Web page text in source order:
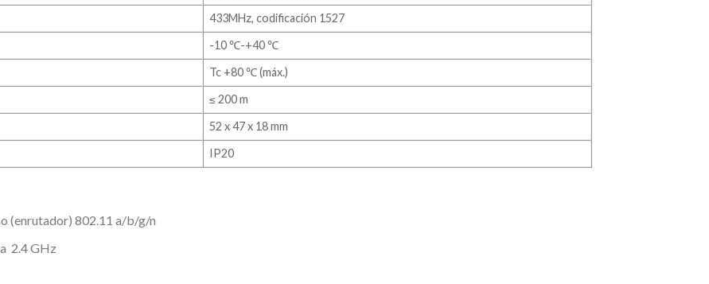
433MHz, codificación 1527
-10 ℃-+40 ℃
Tc +80 ℃ (máx.)
≤ 200 m
52 x 47 x 18 mm
IP20
(enrutador) 802.11 a/b/g/n
2.4 GHz